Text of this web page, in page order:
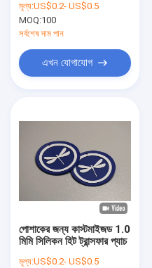
মূল্য:US$0.2- US$0.5
MOQ:100
সর্বশেষ দাম পান
এখন যোগাযোগ
পোশাকের জন্য কাস্টমাইজড 1.0
মিমি সিলিকন হিট ট্রান্সফার প্যাচ
মূল্য:US$0.2- US$0.5